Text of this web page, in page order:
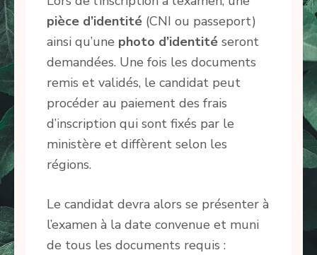
pièce d’identité (CNI ou passeport)
ainsi qu’une photo d’identité seront
demandées. Une fois les documents
remis et validés, le candidat peut
procéder au paiement des frais
d’inscription qui sont fixés par le
ministère et diffèrent selon les
régions.
Le candidat devra alors se présenter à
l’examen à la date convenue et muni
de tous les documents requis :